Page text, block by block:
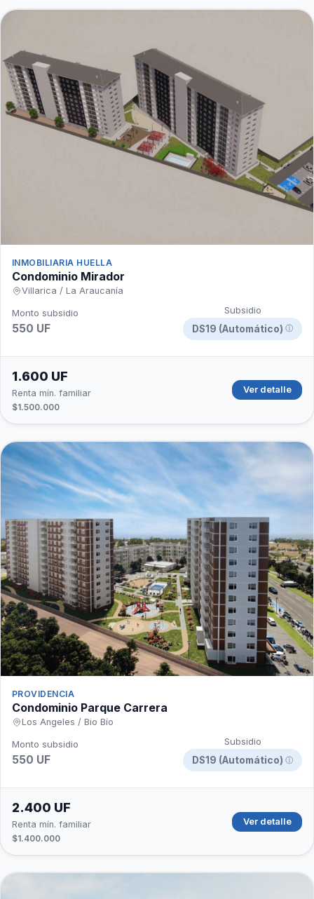
INMOBILIARIA HUELLA
Condominio Mirador
Villarica / La Araucanía
Monto subsidio
550 UF
Subsidio
DS19 (Automático) ⓘ
1.600 UF
Renta mín. familiar
$1.500.000
Ver detalle
PROVIDENCIA
Condominio Parque Carrera
Los Angeles / Bio Bío
Monto subsidio
550 UF
Subsidio
DS19 (Automático) ⓘ
2.400 UF
Renta mín. familiar
$1.400.000
Ver detalle